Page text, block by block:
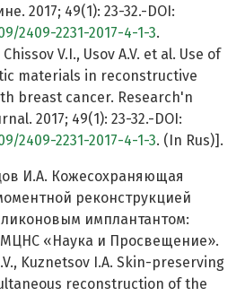
2017; 49(1): 23-32.-DOI:
2409-2231-2017-4-1-3.
V.I., Usov A.V. et al. Use of
materials in reconstructive
breast cancer. Research'n
2017; 49(1): 23-32.-DOI:
2409-2231-2017-4-1-3. (In Rus)].
И.А. Кожесохраняющая
реконструкцией
имплантантом:
«Наука и Просвещение».
Kuznetsov I.A. Skin-preserving
reconstruction of the